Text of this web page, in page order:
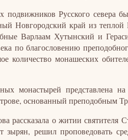
подвижников Русского севера
Новгородский край из
Варлаам Хутынский и
по благословению
количество монашеских
монастырей
основанный преподобным
рассказала о житии
зырян, решил проповедовать